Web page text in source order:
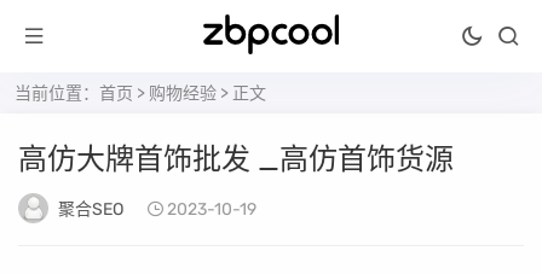
当前位置： 首页 > 购物经验 > 正文
高仿大牌首饰批发 _高仿首饰货源
聚合SEO 2023-10-19